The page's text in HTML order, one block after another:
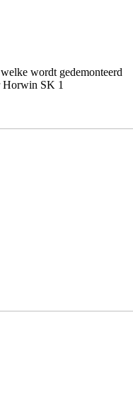
wordt gedemonteerd
Horwin SK 1